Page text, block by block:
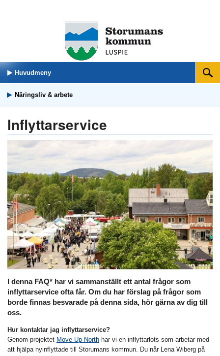
Huvudmeny Sök
Näringsliv & arbete
Inflyttarservice
I denna FAQ* har vi sammanställt ett antal frågor som
inflyttarservice ofta får. Om du har förslag på frågor som
borde finnas besvarade på denna sida, hör gärna av dig till
oss.
Hur kontaktar jag inflyttarservice?
Genom projektet Move Up North har vi en inflyttarlots som arbetar med
att hjälpa nyinflyttade till Storumans kommun. Du når Lena Wiberg på